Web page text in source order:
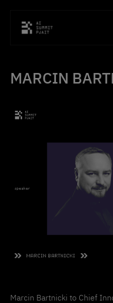
Prelegenci
Lokalizacja
MARCIN
Marcin Bartnicki to Chief